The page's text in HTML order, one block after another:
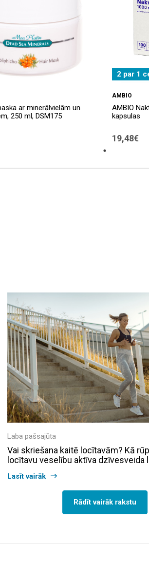
​​ar minerālvielām un
250 ml, DSM175
2 par 1
AMBIO
AMBIO
kapsulas
19,48€
Laba pašsajūta
Vai skriešana kaitē locītavām? Kā
locītavu veselību aktīva dzīvesveida
Lasīt vairāk
Rādīt vairāk rakstu